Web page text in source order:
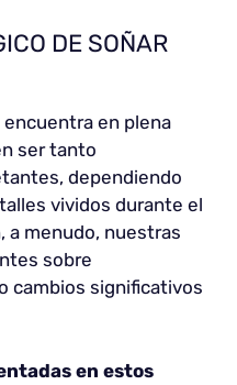
DE SOÑAR
en plena
ser tanto
dependiendo
vividos durante el
a menudo, nuestras
sobre
cambios significativos
en estos